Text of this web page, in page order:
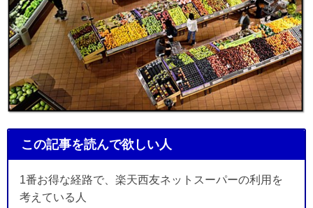
この記事を読んで欲しい人
1番お得な経路で、楽天西友ネットスーパーの利用を
考えている人